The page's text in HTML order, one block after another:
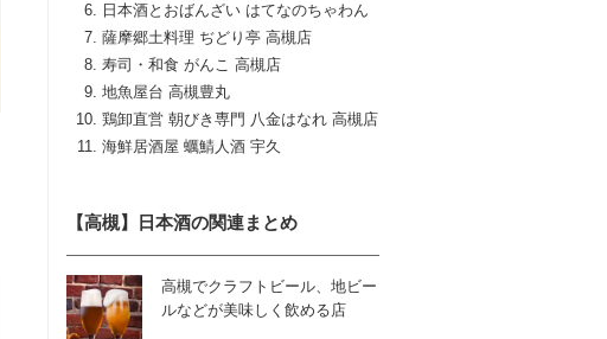
日本酒とおばんざい はてなのちゃわん
薩摩郷土料理 ぢどり亭 高槻店
寿司・和食 がんこ 高槻店
地魚屋台 高槻豊丸
鶏卸直営 朝びき専門 八金はなれ 高槻店
海鮮居酒屋 蠣鯖人酒 宇久
【高槻】日本酒の関連まとめ
高槻でクラフトビール、地ビー
ルなどが美味しく飲める店